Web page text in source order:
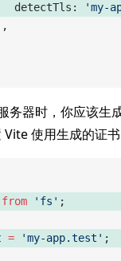
detectTls:
'my-
务器时，你应该生
使用生成的证书
from 'fs' ;
= 'my-app.test' ;